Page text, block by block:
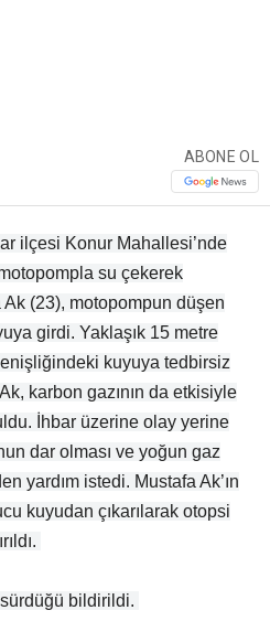
ABONE OL
ilçesi Konur Mahallesi’nde
su çekerek
(23), motopompun düşen
girdi. Yaklaşık 15 metre
kuyuya tedbirsiz
karbon gazının da etkisiyle
İhbar üzerine olay yerine
dar olması ve yoğun gaz
yardım istedi. Mustafa Ak’ın
kuyudan çıkarılarak otopsi
bildirildi.